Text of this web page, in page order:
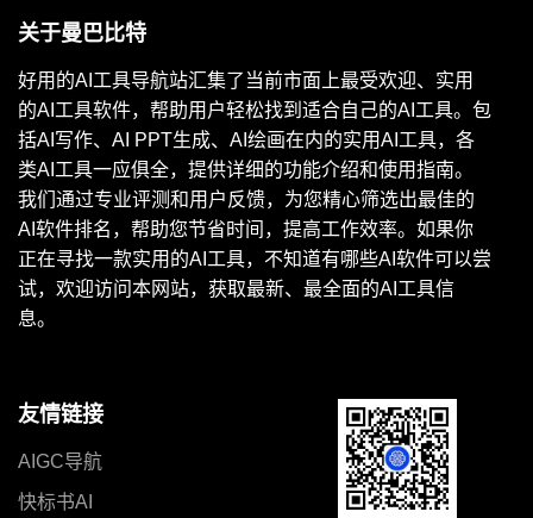
关于曼巴比特
好用的AI工具导航站汇集了当前市面上最受欢迎、实用
的AI工具软件，帮助用户轻松找到适合自己的AI工具。包
括AI写作、AI PPT生成、AI绘画在内的实用AI工具，各
类AI工具一应俱全，提供详细的功能介绍和使用指南。
我们通过专业评测和用户反馈，为您精心筛选出最佳的
AI软件排名，帮助您节省时间，提高工作效率。如果你
正在寻找一款实用的AI工具，不知道有哪些AI软件可以尝
试，欢迎访问本网站，获取最新、最全面的AI工具信
息。
友情链接
AIGC导航
快标书AI